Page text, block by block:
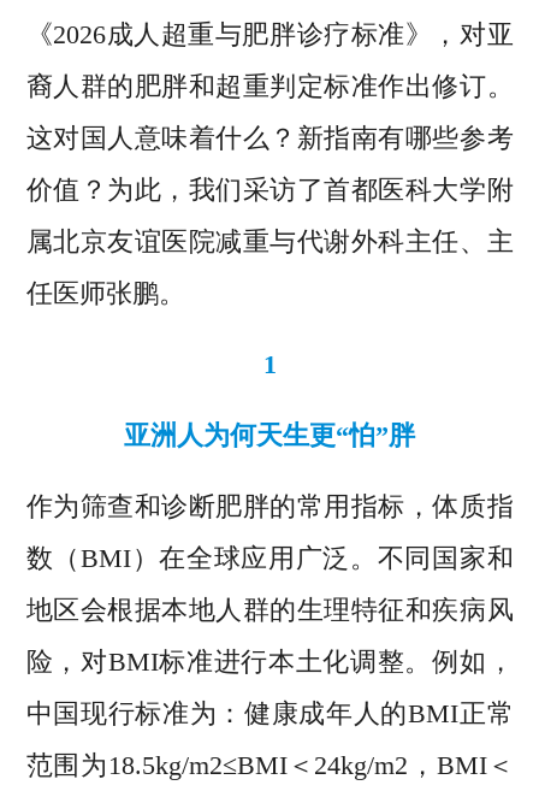
《2026成人超重与肥胖诊疗标准》，对亚
裔人群的肥胖和超重判定标准作出修订。
这对国人意味着什么？新指南有哪些参考
价值？为此，我们采访了首都医科大学附
属北京友谊医院减重与代谢外科主任、主
任医师张鹏。
1
亚洲人为何天生更“怕”胖
作为筛查和诊断肥胖的常用指标，体质指
数（BMI）在全球应用广泛。不同国家和
地区会根据本地人群的生理特征和疾病风
险，对BMI标准进行本土化调整。例如，
中国现行标准为：健康成年人的BMI正常
范围为18.5kg/m2≤BMI＜24kg/m2，BMI＜